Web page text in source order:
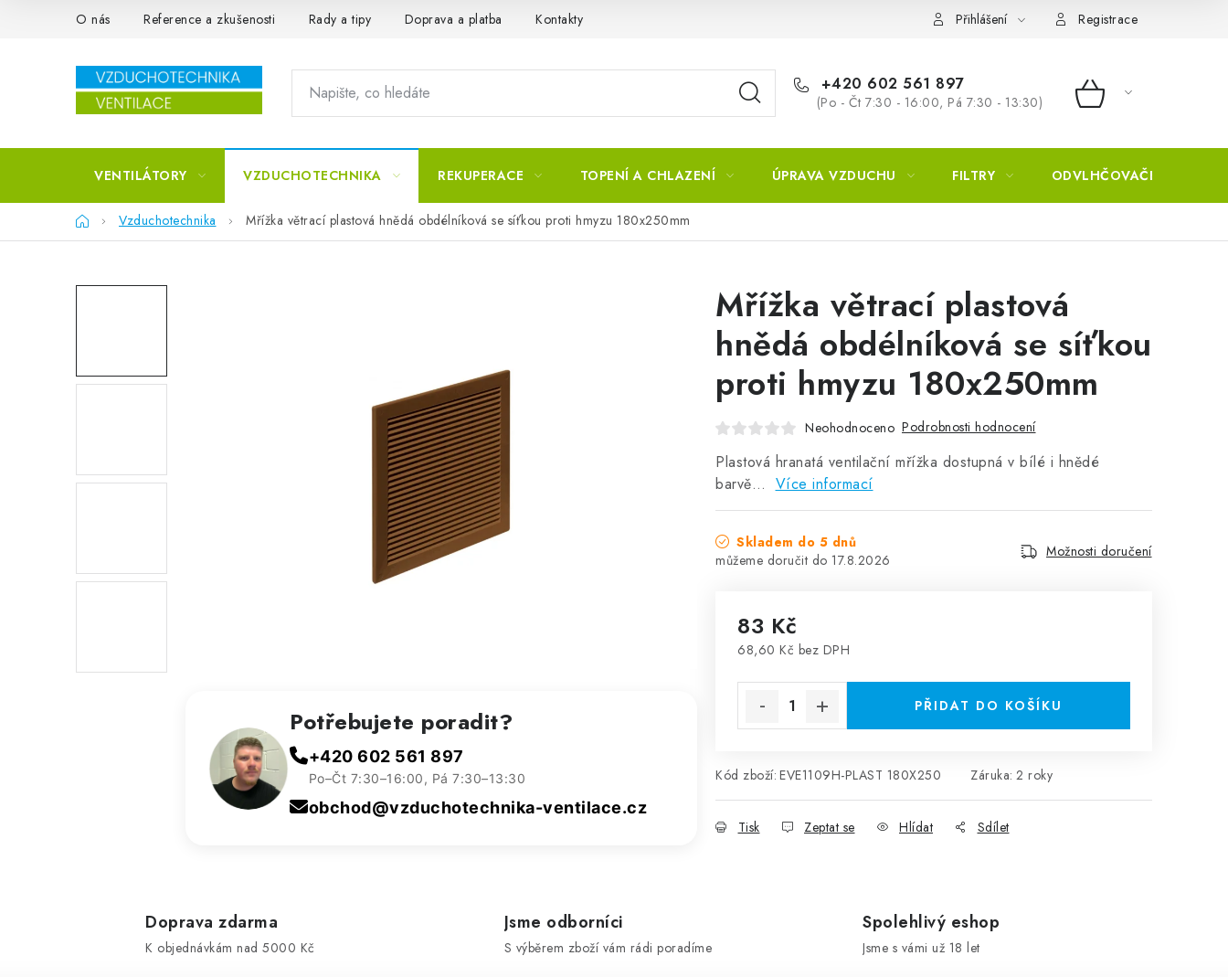
Přejít na obsahO nás Reference a zkušenosti Rady a tipy Doprava a platba Kontakty Přihlášení Registrace
+420 602 561 897
(Po - Čt 7:30 - 16:00, Pá 7:30 - 13:30) NÁKUPNÍ
VENTILÁTORY VZDUCHOTECHNIKA REKUPERACE TOPENÍ A CHLAZENÍ ÚPRAVA VZDUCHU FILTRY ODVLHČOVAČE
DomůVzduchotechnika Mřížka větrací plastová hnědá obdélníková se síťkou proti hmyzu 180x250mm
Mřížka větrací plastová
hnědá obdélníková se síťkou
proti hmyzu 180x250mm
Neohodnoceno Podrobnosti hodnocení
Plastová hranatá ventilační mřížka dostupná v bílé i hnědé
barvě… Více informací
Skladem do 5 dnů
17.8.2026
Možnosti doručení
83 Kč
68,60 Kč bez DPH
PŘIDAT DO KOŠÍKU
Kód zboží: EVE1109H-PLAST 180X250 Záruka: 2 roky
Tisk Zeptat se Hlídat Sdílet
Potřebujete poradit?
+420 602 561 897
Po–Čt 7:30–16:00, Pá 7:30–13:30
obchod@vzduchotechnika-ventilace.cz
Doprava zdarma
K objednávkám nad 5000 Kč
Jsme odborníci
S výběrem zboží vám rádi poradíme
Spolehlivý eshop
Jsme s vámi už 18 let